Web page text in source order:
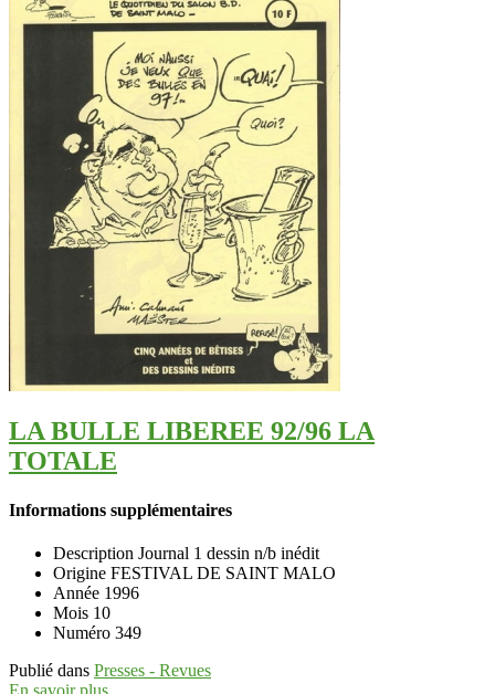
LA BULLE LIBEREE 92/96 LA
TOTALE
Informations supplémentaires
Description Journal 1 dessin n/b inédit
Origine FESTIVAL DE SAINT MALO
Année 1996
Mois 10
Numéro 349
Publié dans Presses - Revues
En savoir plus...